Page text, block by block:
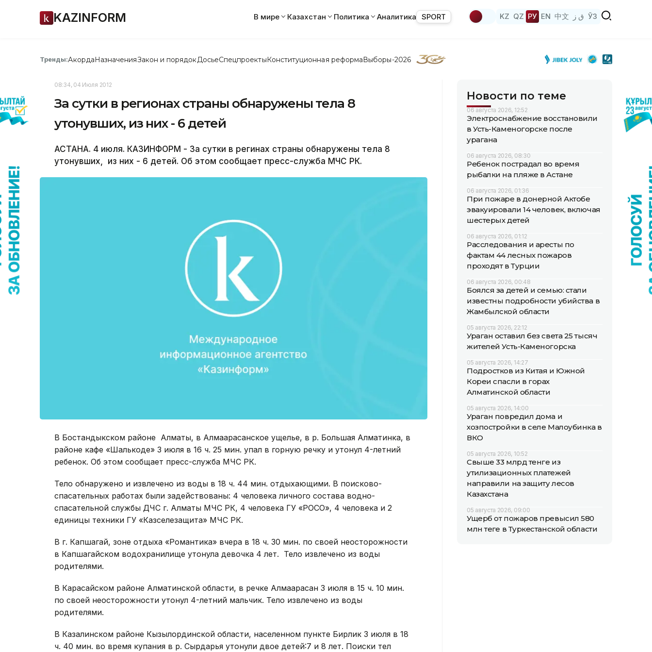
KAZINFORM В мире Казахстан Политика Аналитика SPORT KZ QZ РУ EN 中文 ق ز ЎЗ
Тренды:АкордаНазначенияЗакон и порядок ДосьеСпецпроектыКонституционная реформаВыборы-2026
08:34, 04 Июля 2012
За сутки в регионах страны обнаружены тела 8
утонувших, из них - 6 детей
АСТАНА. 4 июля. КАЗИНФОРМ - За сутки в регинах страны обнаружены тела 8
утонувших, из них - 6 детей. Об этом сообщает пресс-служба МЧС РК.
В Бостандыкском районе Алматы, в Алмаарасанское ущелье, в р. Большая Алматинка, в
районе кафе «Шалькоде» 3 июля в 16 ч. 25 мин. упал в горную речку и утонул 4-летний
ребенок. Об этом сообщает пресс-служба МЧС РК.
Тело обнаружено и извлечено из воды в 18 ч. 44 мин. отдыхающими. В поисково-
спасательных работах были задействованы: 4 человека личного состава водно-
спасательной службы ДЧС г. Алматы МЧС РК, 4 человека ГУ «РОСО», 4 человека и 2
единицы техники ГУ «Казселезащита» МЧС РК.
В г. Капшагай, зоне отдыха «Романтика» вчера в 18 ч. 30 мин. по своей неосторожности
в Капшагайском водохранилище утонула девочка 4 лет. Тело извлечено из воды
родителями.
В Карасайском районе Алматинской области, в речке Алмаарасан 3 июля в 15 ч. 10 мин.
по своей неосторожности утонул 4-летний мальчик. Тело извлечено из воды
родителями.
В Казалинском районе Кызылординской области, населенном пункте Бирлик 3 июля в 18
ч. 40 мин. во время купания в р. Сырдарья утонули двое детей:7 и 8 лет. Поиски тел
Новости по теме
06 августа 2026, 12:52
Электроснабжение восстановили
в Усть-Каменогорске после
урагана
06 августа 2026, 08:30
Ребенок пострадал во время
рыбалки на пляже в Астане
06 августа 2026, 01:36
При пожаре в донерной Актобе
эвакуировали 14 человек, включая
шестерых детей
06 августа 2026, 01:12
Расследования и аресты по
фактам 44 лесных пожаров
проходят в Турции
06 августа 2026, 00:48
Боялся за детей и семью: стали
известны подробности убийства в
Жамбылской области
05 августа 2026, 22:12
Ураган оставил без света 25 тысяч
жителей Усть-Каменогорска
05 августа 2026, 14:27
Подростков из Китая и Южной
Кореи спасли в горах
Алматинской области
05 августа 2026, 14:00
Ураган повредил дома и
хозпостройки в селе Малоубинка в
ВКО
05 августа 2026, 10:52
Свыше 33 млрд тенге из
утилизационных платежей
направили на защиту лесов
Казахстана
05 августа 2026, 09:00
Ущерб от пожаров превысил 580
млн теңге в Туркестанской области